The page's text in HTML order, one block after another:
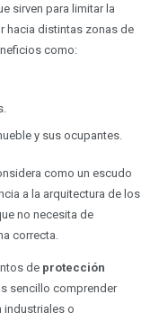
sirven para limitar la
hacia distintas zonas de
como:
y sus ocupantes.
como un escudo
a la arquitectura de los
no necesita de
correcta.
de protección
sencillo comprender
industriales o